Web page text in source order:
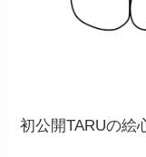
初公開TARUの絵